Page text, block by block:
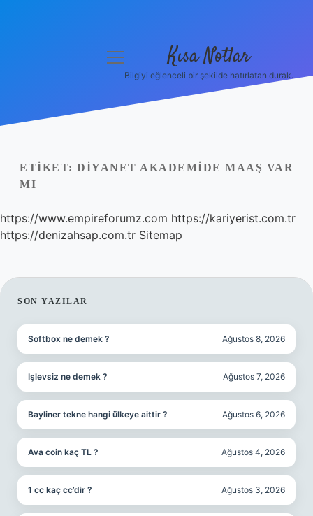
Yasal Uyarı
Hakkımızda
menüyü
Kısa Notlar
Bilgiyi eğlenceli bir şekilde hatırlatan durak.
ETIKET: DIYANET AKADEMIDE MAAŞ VAR
MI
https://www.empireforumz.com https://kariyerist.com.tr
https://denizahsap.com.tr Sitemap
SIDEBAR
SON YAZILAR
Softbox ne demek ? Ağustos 8, 2026
Işlevsiz ne demek ? Ağustos 7, 2026
Bayliner tekne hangi ülkeye aittir ? Ağustos 6, 2026
Ava coin kaç TL ? Ağustos 4, 2026
1 cc kaç cc’dir ? Ağustos 3, 2026